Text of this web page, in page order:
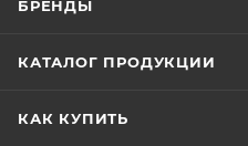
БРЕНДЫ
КАТАЛОГ ПРОДУКЦИИ
КАК КУПИТЬ